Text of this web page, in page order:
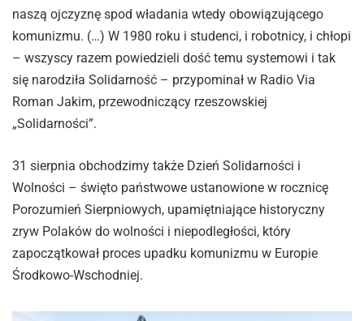
naszą ojczyznę spod władania wtedy obowiązującego
komunizmu. (…) W 1980 roku i studenci, i robotnicy, i chłopi
– wszyscy razem powiedzieli dość temu systemowi i tak
się narodziła Solidarność – przypominał w Radio Via
Roman Jakim, przewodniczący rzeszowskiej
„Solidarności”.
31 sierpnia obchodzimy także Dzień Solidarności i
Wolności – święto państwowe ustanowione w rocznicę
Porozumień Sierpniowych, upamiętniające historyczny
zryw Polaków do wolności i niepodległości, który
zapoczątkował proces upadku komunizmu w Europie
Środkowo-Wschodniej.